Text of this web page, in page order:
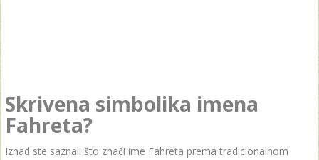
Skrivena simbolika imena
Fahreta?
Iznad ste saznali što znači ime Fahreta prema tradicionalnom